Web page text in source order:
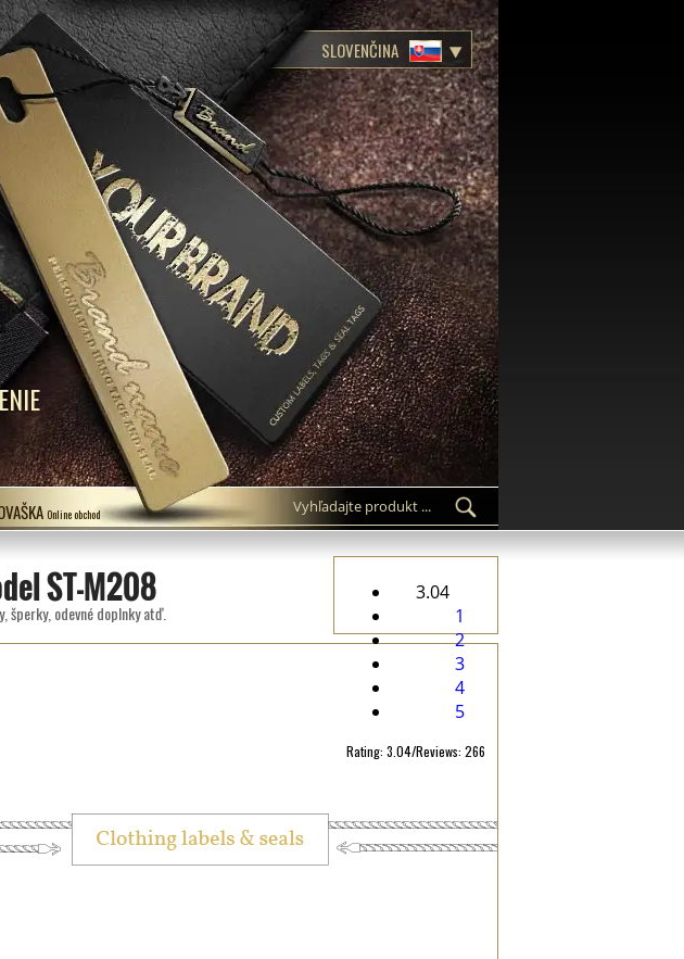
Online obchod
SLOVENČINA
ST-M208
šperky, odevné doplnky atď.
3.04
1
2
3
4
5
Rating: 3.04/Reviews: 266